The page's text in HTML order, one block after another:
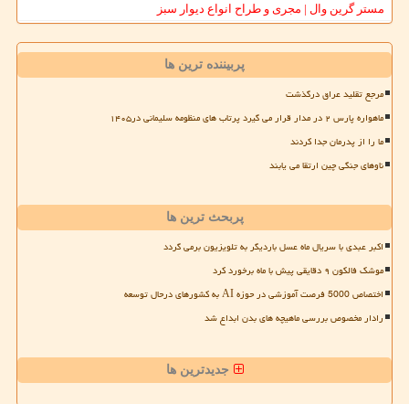
مستر گرین وال | مجری و طراح انواع دیوار سبز
پربیننده ترین ها
مرجع تقلید عراق درگذشت
ماهواره پارس ۲ در مدار قرار می گیرد پرتاب های منظومه سلیمانی در۱۴۰۵
ما را از پدرمان جدا کردند
ناوهای جنگی چین ارتقا می یابند
پربحث ترین ها
اکبر عبدی با سریال ماه عسل باردیگر به تلویزیون برمی گردد
موشک فالکون ۹ دقایقی پیش با ماه برخورد کرد
اختصاص 5000 فرصت آموزشی در حوزه AI به کشورهای درحال توسعه
رادار مخصوص بررسی ماهیچه های بدن ابداع شد
جدیدترین ها